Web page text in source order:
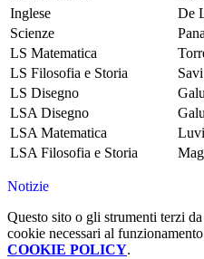
Inglese
De
Scienze
LS Matematica
LS Filosofia e Storia
LS Disegno
LSA Disegno
LSA Matematica
LSA Filosofia e Storia
Notizie
Questo sito o gli strumenti terzi
cookie necessari al
COOKIE POLICY.